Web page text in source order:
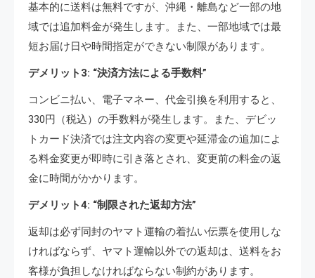
基本的に送料は無料ですが、沖縄・離島など一部の地
域では追加料金が発生します。また、一部地域では最
短お届け日や時間指定ができない制限があります。
デメリット3: “決済方法による手数料”
コンビニ払い、電子マネー、代金引換を利用すると、
330円（税込）の手数料が発生します。また、デビッ
トカード決済では注文内容の変更や延滞金の追加によ
る料金変更が即時に引き落とされ、変更前の料金の返
金に時間がかかります。
デメリット4: “制限された返却方法”
返却は必ず同封のヤマト運輸の着払い伝票を使用しな
ければならず、ヤマト運輸以外での返却は、送料をお
客様が負担しなければならない制約があります。